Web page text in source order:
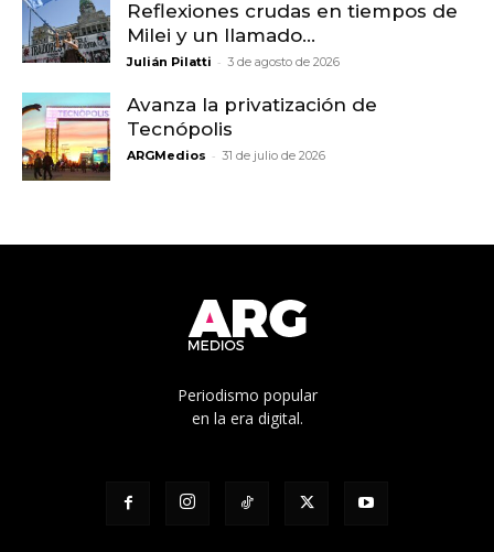
Reflexiones crudas en tiempos de
Milei y un llamado...
Julián Pilatti - 3 de agosto de 2026
Avanza la privatización de
Tecnópolis
ARGMedios - 31 de julio de 2026
Periodismo popular
en la era digital.